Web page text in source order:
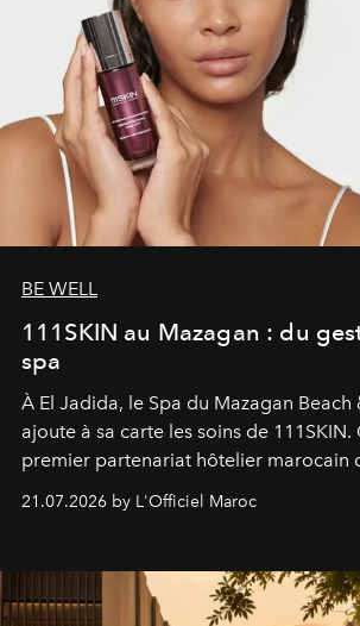
BE WELL
111SKIN au Mazagan : du
spa
À El Jadida, le Spa du Mazagan Beach
ajoute à sa carte les soins de
premier partenariat hôtelier marocain
britannique, née dans un cabinet de
londonien et construite depuis autour
21.07.2026 by L'Officiel Maroc